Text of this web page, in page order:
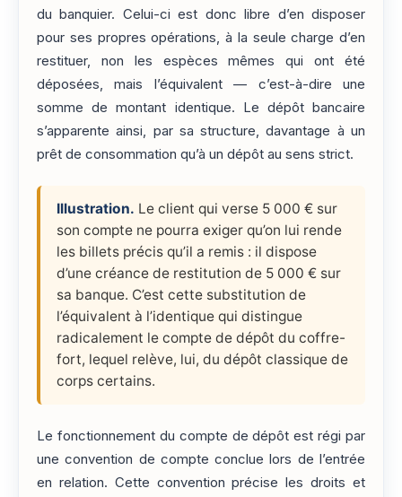
du banquier. Celui-ci est donc libre d’en disposer
pour ses propres opérations, à la seule charge d’en
restituer, non les espèces mêmes qui ont été
déposées, mais l’équivalent — c’est-à-dire une
somme de montant identique. Le dépôt bancaire
s’apparente ainsi, par sa structure, davantage à un
prêt de consommation qu’à un dépôt au sens strict.
Illustration. Le client qui verse 5 000 € sur
son compte ne pourra exiger qu’on lui rende
les billets précis qu’il a remis : il dispose
d’une créance de restitution de 5 000 € sur
sa banque. C’est cette substitution de
l’équivalent à l’identique qui distingue
radicalement le compte de dépôt du coffre-
fort, lequel relève, lui, du dépôt classique de
corps certains.
Le fonctionnement du compte de dépôt est régi par
une convention de compte conclue lors de l’entrée
en relation. Cette convention précise les droits et